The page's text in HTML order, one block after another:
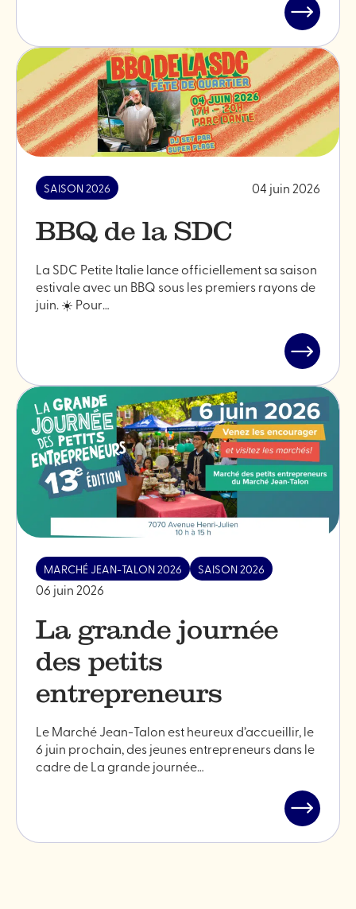
Lire
l'article
"La
Petite
Italie
en
fête"
SAISON 2026 04 juin 2026
BBQ de la SDC
La SDC Petite Italie lance officiellement sa saison
estivale avec un BBQ sous les premiers rayons de
juin. ☀️ Pour…
Lire
l'article
"BBQ
de
la
SDC"
MARCHÉ JEAN-TALON 2026 SAISON 2026
06 juin 2026
La grande journée
des petits
entrepreneurs
Le Marché Jean-Talon est heureux d’accueillir, le
6 juin prochain, des jeunes entrepreneurs dans le
cadre de La grande journée…
Lire
l'article